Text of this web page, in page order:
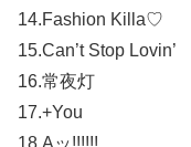
14.Fashion Killa♡
15.Can’t Stop Lovin’
16.常夜灯
17.+You